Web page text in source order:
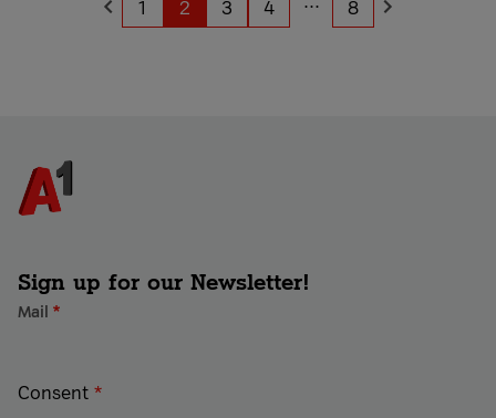
1 2 3 4 8
Sign up for our Newsletter!
Mail *
Consent *